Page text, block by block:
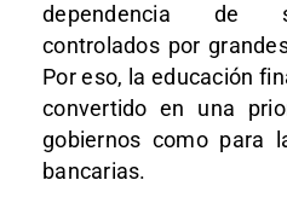
dependencia de
controlados por
Por eso, la educación
convertido en una
gobiernos como para
bancarias.